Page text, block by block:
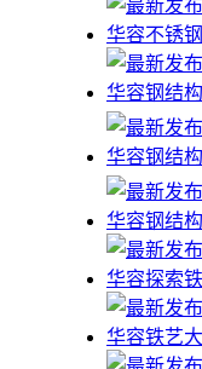
华容不锈
华容钢结
华容钢结
华容钢结
华容探索
华容铁艺